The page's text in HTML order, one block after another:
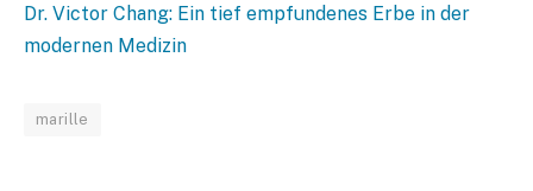
Dr. Victor Chang: Ein tief empfundenes Erbe in der
modernen Medizin
marille